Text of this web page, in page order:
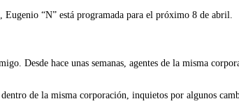
“N” está programada para el próximo 8 de abril.
Desde hace unas semanas, agentes de la misma
de la misma corporación, inquietos por algunos